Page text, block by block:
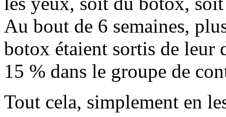
Au bout de 6 semaines,
botox étaient sortis de leur
15 % dans le groupe de
Tout cela, simplement en